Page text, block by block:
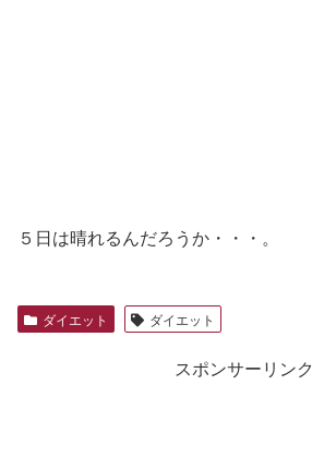
５日は晴れるんだろうか・・・。
ダイエット ダイエット
スポンサーリンク